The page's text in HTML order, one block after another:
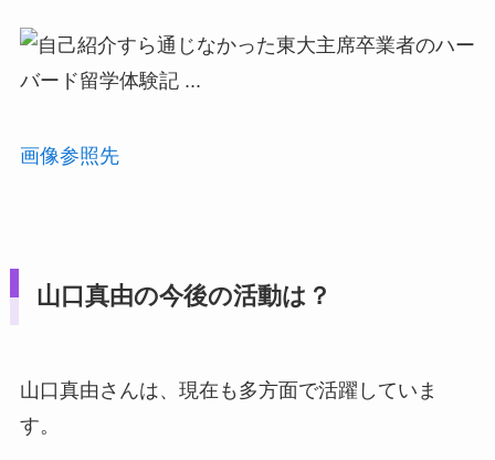
画像参照先
山口真由の今後の活動は？
山口真由さんは、現在も多方面で活躍していま
す。